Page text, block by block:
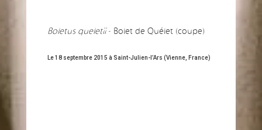
Boletus queletii- Bolet de Quélet (coupe)
Le 18 septembre 2015 à Saint-Julien-l’Ars (Vienne, France)